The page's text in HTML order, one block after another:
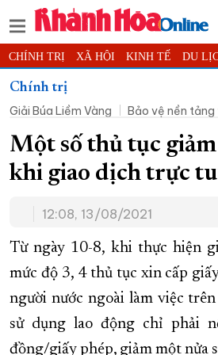
CHÍNH TRỊ XÃ HỘI KINH TẾ DU
THỂ THAO
KHOA HỌC - CÔNG NGHỆ PHÁP LUẬT
THẾ GIỚI MULTIMEDIA VIDEO
PODCAST THÔNG TIN - QUẢNG CÁO
TRƯỜNG SA BIỂN ĐẢO QUÊ HƯƠNG
CHUNG TAY CẢI CÁCH HÀNH CHÍNH
XÂY DỰNG NÔNG THÔN MỚI LỊCH
TÀU - XE - MÁY BAY
KỶ NIỆM 370 NĂM XÂY DỰNG VÀ
Chính trị
Giải Búa Liềm Vàng
Bảo vệ nền
Một số thủ tục
khi giao dịch trực
12:08, 13/08/2021
Từ ngày 10-8, khi thực hiện
mức độ 3, 4 thủ tục xin cấp
người nước ngoài làm việc
sử dụng lao động chỉ phải
đồng/giấy phép, giảm một nửa